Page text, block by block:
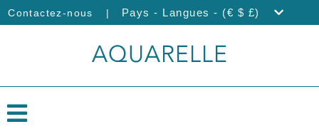
Contactez-nous | Pays - Langues - (€ $ £)